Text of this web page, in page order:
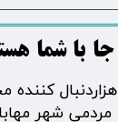
با شما
​با بیش از 200
مردمی شهر